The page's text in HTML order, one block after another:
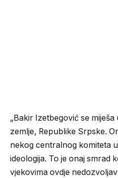
„Bakir Izetbegović se
zemlje, Republike Srpske.
nekog centralnog komiteta
ideologija. To je onaj smrad
vjekovima ovdje